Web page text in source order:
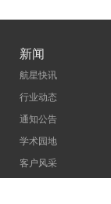
新闻
航星快讯
行业动态
通知公告
学术园地
客户风采